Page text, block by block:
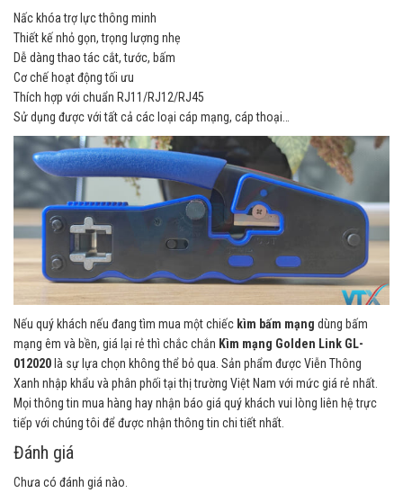
Nấc khóa trợ lực thông minh
Thiết kế nhỏ gọn, trọng lượng nhẹ
Dễ dàng thao tác cắt, tước, bấm
Cơ chế hoạt động tối ưu
Thích hợp với chuẩn RJ11/RJ12/RJ45
Sử dụng được với tất cả các loại cáp mạng, cáp thoại…
Nếu quý khách nếu đang tìm mua một chiếc kìm bấm mạng dùng bấm
mạng êm và bền, giá lại rẻ thì chắc chắn Kìm mạng Golden Link GL-
012020 là sự lựa chọn không thể bỏ qua. Sản phẩm được Viễn Thông
Xanh nhập khẩu và phân phối tại thị trường Việt Nam với mức giá rẻ nhất.
Mọi thông tin mua hàng hay nhận báo giá quý khách vui lòng liên hệ trực
tiếp với chúng tôi để được nhận thông tin chi tiết nhất.
Đánh giá
Chưa có đánh giá nào.